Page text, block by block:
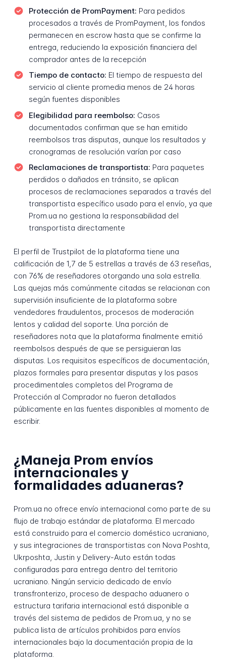
Protección de PromPayment: Para pedidos
procesados a través de PromPayment, los fondos
permanecen en escrow hasta que se confirme la
entrega, reduciendo la exposición financiera del
comprador antes de la recepción
Tiempo de contacto: El tiempo de respuesta del
servicio al cliente promedia menos de 24 horas
según fuentes disponibles
Elegibilidad para reembolso: Casos
documentados confirman que se han emitido
reembolsos tras disputas, aunque los resultados y
cronogramas de resolución varían por caso
Reclamaciones de transportista: Para paquetes
perdidos o dañados en tránsito, se aplican
procesos de reclamaciones separados a través del
transportista específico usado para el envío, ya que
Prom.ua no gestiona la responsabilidad del
transportista directamente
El perfil de Trustpilot de la plataforma tiene una
calificación de 1,7 de 5 estrellas a través de 63 reseñas,
con 76% de reseñadores otorgando una sola estrella.
Las quejas más comúnmente citadas se relacionan con
supervisión insuficiente de la plataforma sobre
vendedores fraudulentos, procesos de moderación
lentos y calidad del soporte. Una porción de
reseñadores nota que la plataforma finalmente emitió
reembolsos después de que se persiguieran las
disputas. Los requisitos específicos de documentación,
plazos formales para presentar disputas y los pasos
procedimentales completos del Programa de
Protección al Comprador no fueron detallados
públicamente en las fuentes disponibles al momento de
escribir.
¿Maneja Prom envíos
internacionales y
formalidades aduaneras?
Prom.ua no ofrece envío internacional como parte de su
flujo de trabajo estándar de plataforma. El mercado
está construido para el comercio doméstico ucraniano,
y sus integraciones de transportistas con Nova Poshta,
Ukrposhta, Justin y Delivery-Auto están todas
configuradas para entrega dentro del territorio
ucraniano. Ningún servicio dedicado de envío
transfronterizo, proceso de despacho aduanero o
estructura tarifaria internacional está disponible a
través del sistema de pedidos de Prom.ua, y no se
publica lista de artículos prohibidos para envíos
internacionales bajo la documentación propia de la
plataforma.